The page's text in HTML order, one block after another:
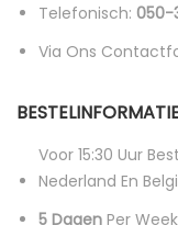
Telefonisch: 050-
Via Ons
Voor 15:30 Uur
Nederland En
5 Dagen Per